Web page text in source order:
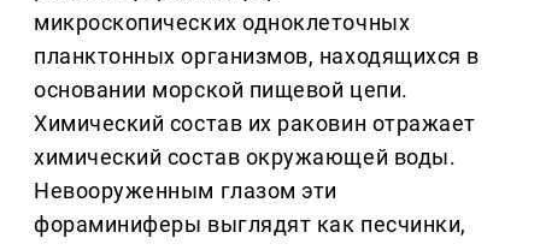
микроскопических одноклеточных
планктонных организмов, находящихся в
основании морской пищевой цепи.
Химический состав их раковин отражает
химический состав окружающей воды.
Невооруженным глазом эти
фораминиферы выглядят как песчинки,